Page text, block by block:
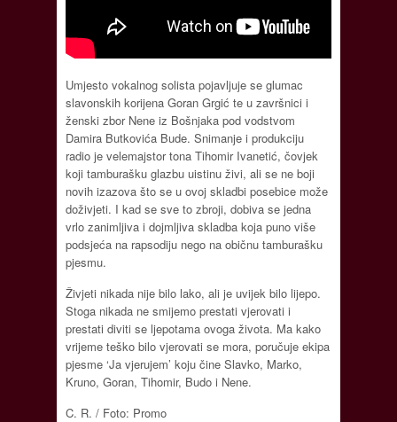
Umjesto vokalnog solista pojavljuje se glumac
slavonskih korijena Goran Grgić te u završnici i
ženski zbor Nene iz Bošnjaka pod vodstvom
Damira Butkovića Bude. Snimanje i produkciju
radio je velemajstor tona Tihomir Ivanetić, čovjek
koji tamburašku glazbu uistinu živi, ali se ne boji
novih izazova što se u ovoj skladbi posebice može
doživjeti. I kad se sve to zbroji, dobiva se jedna
vrlo zanimljiva i dojmljiva skladba koja puno više
podsjeća na rapsodiju nego na običnu tamburašku
pjesmu.
Živjeti nikada nije bilo lako, ali je uvijek bilo lijepo.
Stoga nikada ne smijemo prestati vjerovati i
prestati diviti se ljepotama ovoga života. Ma kako
vrijeme teško bilo vjerovati se mora, poručuje ekipa
pjesme ‘Ja vjerujem’ koju čine Slavko, Marko,
Kruno, Goran, Tihomir, Budo i Nene.
C. R. / Foto: Promo